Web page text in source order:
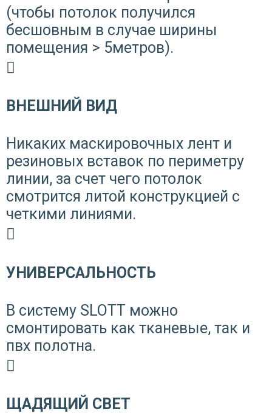
(чтобы потолок получился
бесшовным в случае ширины
помещения > 5метров).
ВНЕШНИЙ ВИД
Никаких маскировочных лент и
резиновых вставок по периметру
линии, за счет чего потолок
смотрится литой конструкцией с
четкими линиями.
УНИВЕРСАЛЬНОСТЬ
В систему SLOTT можно
смонтировать как тканевые, так и
пвх полотна.
ЩАДЯЩИЙ СВЕТ